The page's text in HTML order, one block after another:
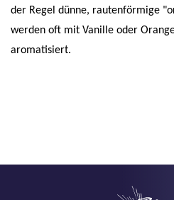
der Regel dünne, rautenförmige
werden oft mit Vanille oder
aromatisiert.